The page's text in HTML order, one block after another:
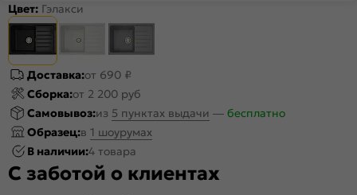
Цвет: Гэлакси
Доставка:от 690 ₽
Сборка:от 2 200 руб
Самовывоз:из 5 пунктах выдачи — бесплатно
Образец:в 1 шоурумах
В наличии:4 товара
С заботой о клиентах